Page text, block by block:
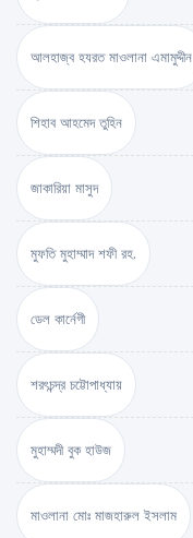
আলহাজ্ব হযরত মাওলানা এমামুদ্দীন
শিহাব আহমেদ তুহিন
জাকারিয়া মাসুদ
মুফতি মুহাম্মাদ শফী রহ.
ডেল কার্নেগী
শরৎচন্দ্র চট্টোপাধ্যায়
মুহাম্মদী বুক হাউজ
মাওলানা মোঃ মাজহারুল ইসলাম